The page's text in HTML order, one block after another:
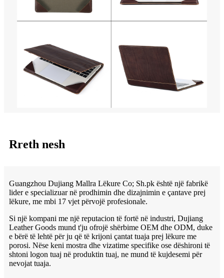
Rreth nesh
Guangzhou Dujiang Mallra Lëkure Co; Sh.pk është një fabrikë
lider e specializuar në prodhimin dhe dizajnimin e çantave prej
lëkure, me mbi 17 vjet përvojë profesionale.
Si një kompani me një reputacion të fortë në industri, Dujiang
Leather Goods mund t'ju ofrojë shërbime OEM dhe ODM, duke
e bërë të lehtë për ju që të krijoni çantat tuaja prej lëkure me
porosi. Nëse keni mostra dhe vizatime specifike ose dëshironi të
shtoni logon tuaj në produktin tuaj, ne mund të kujdesemi për
nevojat tuaja.